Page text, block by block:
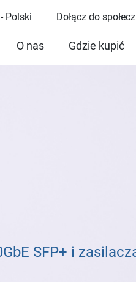
Polski Dołącz do
O nas Gdzie kupić
SFP+ i